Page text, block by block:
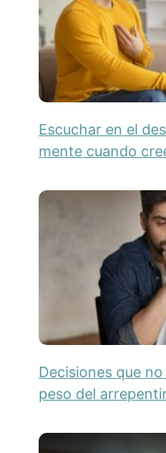
Escuchar en el
mente cuando
Decisiones que
peso del